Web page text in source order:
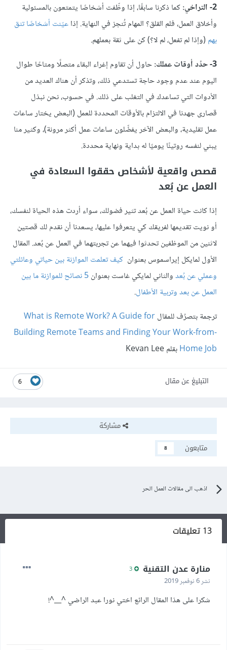
2- التراخي:
كما ذكرنا سابقًا، إذا وظّفت أشخاصًا يتمتعون بالمسئولية
وأخلاق العمل، فلم القلق؟ المهام تُنجز في النهاية. إذاعيّنت أشخاصًا تثق
بهم (وإذا لم تفعل، لم لا؟) كن على ثقة بعملهم.
3- حدِّد أوقات عملك:
حاول أن تقاوم إغراء البقاء متصلًا ومتاحًا طوال
اليوم عند عدم وجود حاجة تستدعي ذلك، وتذكر أن هناك العديد من
الأدوات التي تساعدك في التغلب على ذلك. في حسوب، نحن نبذل
قصارى جهدنا في الالتزام بالأوقات المحددة للعمل (البعض يختار ساعات
عمل تقليدية، والبعض الآخر يفضِّلون ساعات عمل أكثر مرونة)، وكثير منا
يبني لنفسه روتينًا يوميًا له بداية ونهاية محددة.
قصص واقعية لأشخاص حققوا السعادة في
العمل عن بُعد
إذا كانت حياة العمل عن بُعد تثير فضولك، سواء أردت هذه الحياة لنفسك،
أو نويت تقديمها لفريقك كي يتعرفوا عليها، يسعدنا أن نقدم لك قصتين
لاثنين من الموظفين تحدثوا فيهما عن تجربتهما في العمل عن بُعد. المقال
الأول لمايكل إيراسموس بعنوان كيف تعلمت الموازنة بين حياتي وعائلتي
وعملي عن بُعدوالثاني لمايكي غاست بعنوان
5 نصائح للموازنة ما بين
العمل عن بعد وتربية الأطفال.
ترجمة بتصرُف للمقالWhat is Remote Work? A Guide for
Building Remote Teams and Finding Your Work-from-
Home Jobبقلم Kevan Lee
6 التبليغ عن مقال
مشاركة
متابعون
8
اذهب الى مقالات العمل الحر
13 تعليقات
منارة عدن التقنية
نشر6 نوفمبر 2019
شكرا على هذا المقال الرائع اختي نورا عبد الراضي ^__^!